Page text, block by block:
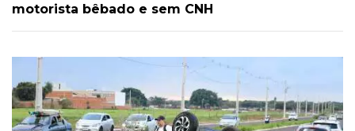
motorista bêbado e sem CNH